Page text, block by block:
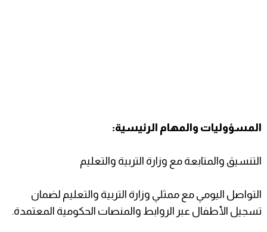
المسؤوليات والمهام الرئيسية:
التنسيق والمتابعة مع وزارة التربية والتعليم
التواصل اليومي مع ممثلي وزارة التربية والتعليم لضمان
تسجيل الأطفال عبر الروابط والمنصات الحكومية المعتمدة.